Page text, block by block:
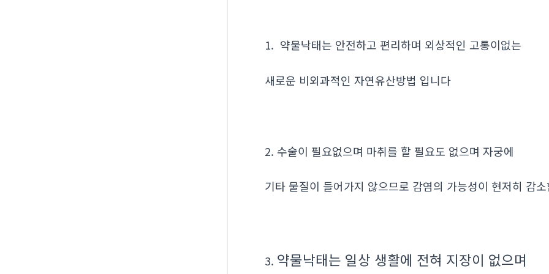
1. 약물낙태는 안전하고 편리하며 외상적인 고통이없는
새로운 비외과적인 자연유산방법 입니다
2. 수술이 필요없으며 마취를 할 필요도 없으며 자궁에
기타 물질이 들어가지 않으므로 감염의 가능성이 현저히 감
3. 약물낙태는 일상 생활에 전혀 지장이 없으며